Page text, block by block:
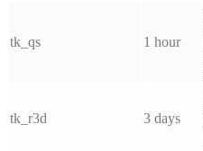
tk_qs 1 hour
tk_r3d 3 days